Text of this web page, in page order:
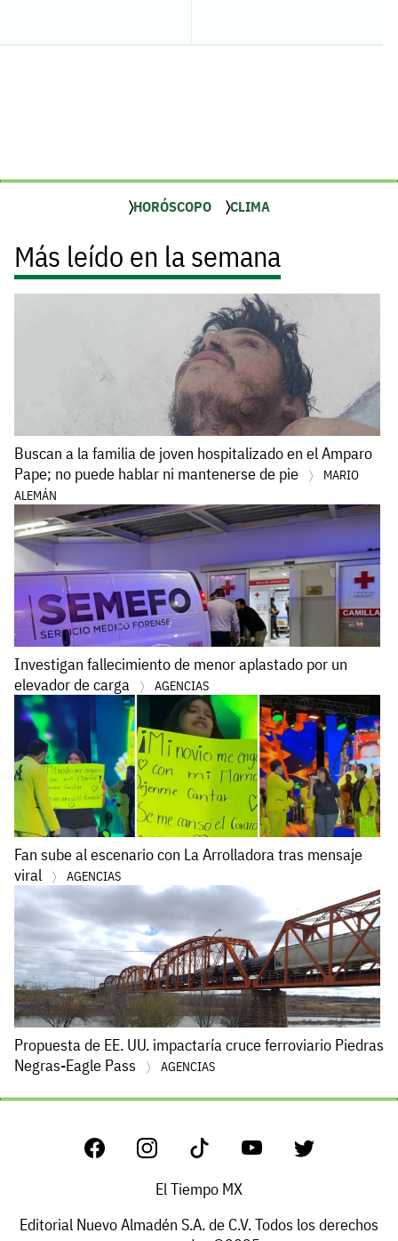
HORÓSCOPO CLIMA
Más leído en la semana
Buscan a la familia de joven hospitalizado en el Amparo
Pape; no puede hablar ni mantenerse de pie
MARIO
ALEMÁN
Investigan fallecimiento de menor aplastado por un
elevador de carga
AGENCIAS
Fan sube al escenario con La Arrolladora tras mensaje
viral
AGENCIAS
Propuesta de EE. UU. impactaría cruce ferroviario Piedras
Negras-Eagle Pass
AGENCIAS
El Tiempo MX
Editorial Nuevo Almadén S.A. de C.V. Todos los derechos